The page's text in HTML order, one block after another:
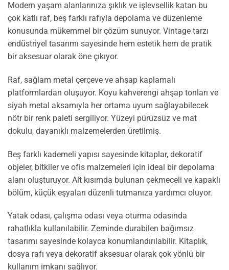
Modern yaşam alanlarınıza şıklık ve işlevsellik katan bu
çok katlı raf, beş farklı rafıyla depolama ve düzenleme
konusunda mükemmel bir çözüm sunuyor. Vintage tarzı
endüstriyel tasarımı sayesinde hem estetik hem de pratik
bir aksesuar olarak öne çıkıyor.
Raf, sağlam metal çerçeve ve ahşap kaplamalı
platformlardan oluşuyor. Koyu kahverengi ahşap tonları ve
siyah metal aksamıyla her ortama uyum sağlayabilecek
nötr bir renk paleti sergiliyor. Yüzeyi pürüzsüz ve mat
dokulu, dayanıklı malzemelerden üretilmiş.
Beş farklı kademeli yapısı sayesinde kitaplar, dekoratif
objeler, bitkiler ve ofis malzemeleri için ideal bir depolama
alanı oluşturuyor. Alt kısımda bulunan çekmeceli ve kapaklı
bölüm, küçük eşyaları düzenli tutmanıza yardımcı oluyor.
Yatak odası, çalışma odası veya oturma odasında
rahatlıkla kullanılabilir. Zeminde durabilen bağımsız
tasarımı sayesinde kolayca konumlandırılabilir. Kitaplık,
dosya rafı veya dekoratif aksesuar olarak çok yönlü bir
kullanım imkanı sağlıyor.